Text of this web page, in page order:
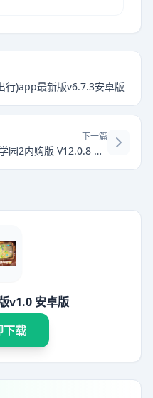
行)app最新版v6.7.3安卓版
下一篇
崩坏学园2内购版下载安装|崩坏学园2内购版 V12.0.8 安卓版下载
v1.0 安卓版
下载